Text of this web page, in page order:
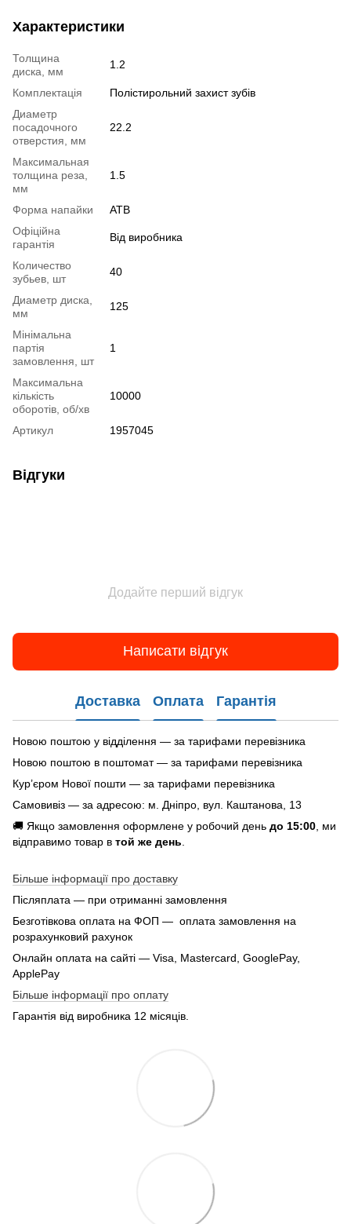
Характеристики
Толщина
диска, мм
1.2
Комплектація
Полістирольний захист зубів
Диаметр
посадочного
отверстия, мм
22.2
Максимальная
толщина реза,
мм
1.5
Форма напайки
ATB
Офіційна
гарантія
Від виробника
Количество
зубьев, шт
40
Диаметр диска,
мм
125
Мінімальна
партія
замовлення, шт
1
Максимальна
кількість
оборотів, об/хв
10000
Артикул 1957045
Відгуки
Додайте перший відгук
Написати відгук
Доставка Оплата Гарантія
Новою поштою у відділення — за тарифами перевізника
Новою поштою в поштомат — за тарифами перевізника
Кур’єром Нової пошти — за тарифами перевізника
Самовивіз — за адресою: м. Дніпро, вул. Каштанова, 13
🚚 Якщо замовлення оформлене у робочий день до 15:00 , ми
відправимо товар в той же день
Більше інформації про доставку
Післяплата — при отриманні замовлення
Безготівкова оплата на ФОП — оплата замовлення на
розрахунковий рахунок
Онлайн оплата на сайті — Visa, Mastercard, GooglePay,
ApplePay
Більше інформації про оплату
Гарантія від виробника 12 місяців.